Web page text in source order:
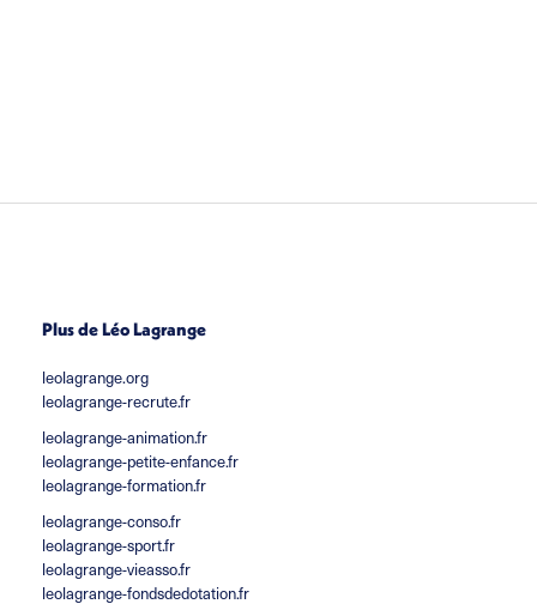
Plus de Léo Lagrange
leolagrange.org
leolagrange-recrute.fr
leolagrange-animation.fr
leolagrange-petite-enfance.fr
leolagrange-formation.fr
leolagrange-conso.fr
leolagrange-sport.fr
leolagrange-vieasso.fr
leolagrange-fondsdedotation.fr